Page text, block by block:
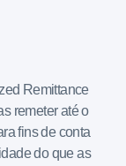
Remittance
remeter até o
fins de conta
do que as